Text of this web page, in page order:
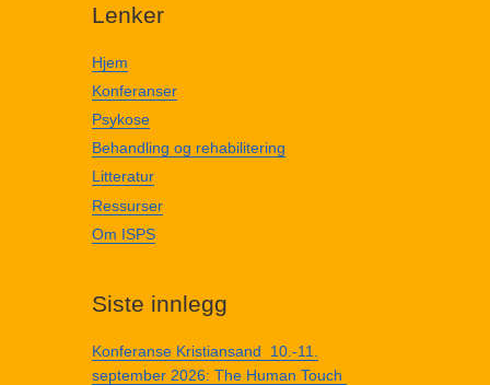
Lenker
Hjem
Konferanser
Psykose
Behandling og rehabilitering
Litteratur
Ressurser
Om ISPS
Siste innlegg
Konferanse Kristiansand 10.-11.
september 2026: The Human Touch